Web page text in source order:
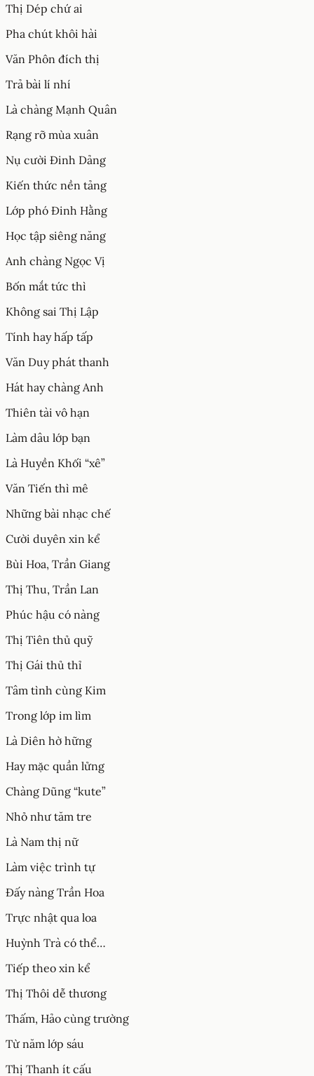
Thị Dép chứ ai
Pha chút khôi hài
Văn Phôn đích thị
Trả bài lí nhí
Là chàng Mạnh Quân
Rạng rỡ mùa xuân
Nụ cười Đinh Dảng
Kiến thức nền tảng
Lớp phó Đinh Hằng
Học tập siêng năng
Anh chàng Ngọc Vị
Bốn mắt tức thì
Không sai Thị Lập
Tính hay hấp tấp
Văn Duy phát thanh
Hát hay chàng Anh
Thiên tài vô hạn
Làm dâu lớp bạn
Là Huyền Khối “xê”
Văn Tiến thì mê
Những bài nhạc chế
Cười duyên xin kể
Bùi Hoa, Trần Giang
Thị Thu, Trần Lan
Phúc hậu có nàng
Thị Tiên thủ quỹ
Thị Gái thủ thỉ
Tâm tình cùng Kim
Trong lớp im lìm
Là Diên hờ hững
Hay mặc quần lửng
Chàng Dũng “kute”
Nhỏ như tăm tre
Là Nam thị nữ
Làm việc trình tự
Đấy nàng Trần Hoa
Trực nhật qua loa
Huỳnh Trà có thể…
Tiếp theo xin kể
Thị Thôi dễ thương
Thấm, Hảo cùng trường
Từ năm lớp sáu
Thị Thanh ít cấu